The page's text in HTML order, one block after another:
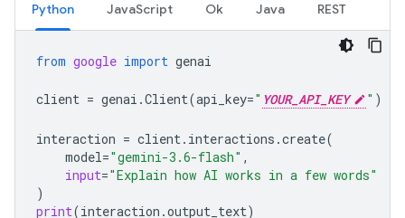
Python JavaScript Ok Java REST
from google import genai
client = genai .Client(api_key=" YOUR_API_KEY " )
interaction = client. interactions .create(
model="gemini-3.6-flash" ,
input="Explain how AI works in a few words"
)
print(interaction .output_text)